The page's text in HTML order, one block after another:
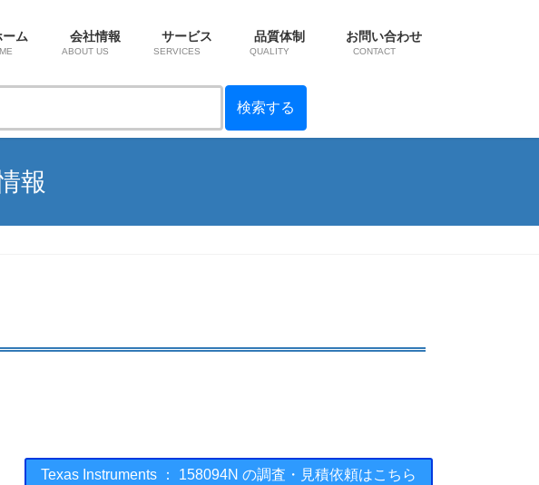
ーム 会社情報
ABOUT US
サービス
SERVICES
品質体制
QUALITY
お問い合わせ
CONTACT
報
Texas Instruments ： 158094N の調査・見積依頼はこちら